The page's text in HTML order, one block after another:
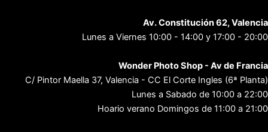
Av. Constitución 62, Valencia
Lunes a Viernes 10:00 - 14:00 y 17:00 - 20:00
Wonder Photo Shop - Av de Francia
C/ Pintor Maella 37, Valencia - CC El Corte Ingles (6ª Planta)
Lunes a Sabado de 10:00 a 22:00
Hoario verano Domingos de 11:00 a 21:00